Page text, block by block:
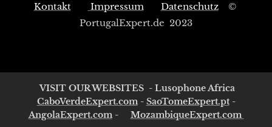
Kontakt Impressum Datenschutz©
PortugalExpert.de 2023
VISIT OUR WEBSITES - Lusophone Africa
CaboVerdeExpert.com- SaoTomeExpert.pt-
AngolaExpert.com- MozambiqueExpert.com